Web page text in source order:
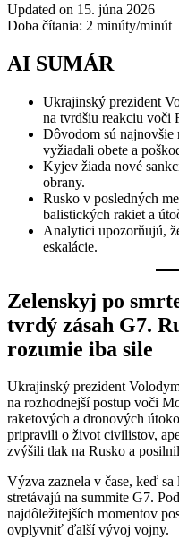
Updated on 15. júna 2026
Doba čítania: 2 minúty/minút
AI SUMÁR
Ukrajinský prezident
na tvrdšiu reakciu voči
Dôvodom sú najnovšie
vyžiadali obete a
Kyjev žiada nové
obrany.
Rusko v posledných
balistických rakiet a
Analytici upozorňujú,
eskalácie.
Zelenskyj po
tvrdý zásah G7.
rozumie iba sile
Ukrajinský prezident
na rozhodnejší postup voči
raketových a dronových
pripravili o život civilistov,
zvýšili tlak na Rusko a
Výzva zaznela v čase, keď
stretávajú na summite G7.
najdôležitejších momentov
ovplyvniť ďalší vývoj vojny.